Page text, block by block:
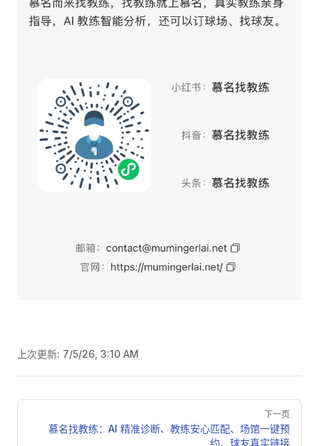
上次更新: 7/5/26, 3:10 AM
Pager
下一页
慕名找教练：AI 精准诊断、教练安心匹配、场馆一键预
约、球友真实链接